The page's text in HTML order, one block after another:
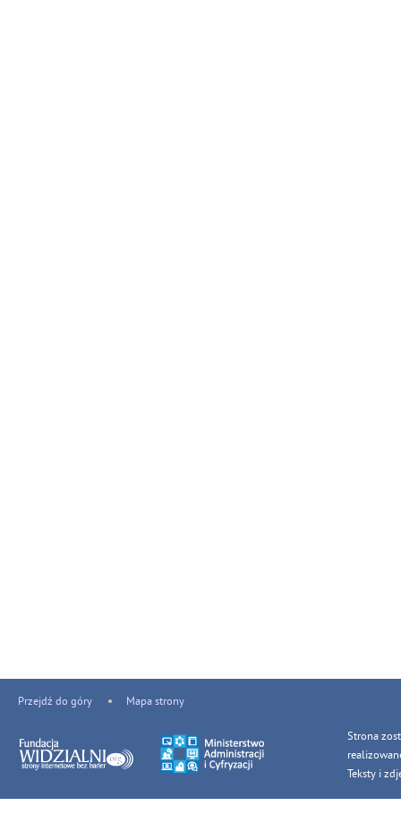
Przejdź do góry Mapa strony
Strona
Teksty i